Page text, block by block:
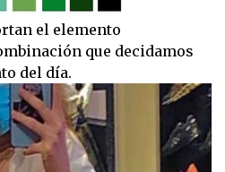
el elemento
que decidamos
del día.